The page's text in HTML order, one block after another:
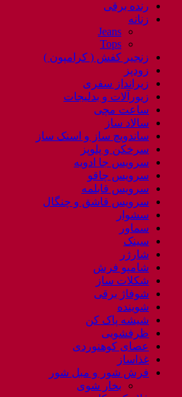
رنده برقی
زنانه
Jeans
Tops
زنجیر کفش ( کرامپون )
زودپز
زیرانداز سفری
زیورآلات و بدلیجات
ساعت مچی
سالاد ساز
ساندویچ ساز و اسنک ساز
سرخکن و پلوپز
سرویس جا ادویه
سرویس چاقو
سرویس قابلمه
سرویس قاشق و چنگال
سشوار
سماور
سینک
شارژر
شامپو فرش
شکلات ساز
شوفاژ برقی
شوینده
شیشه پاک کن
ظرفشویی
عصای کوهنوردی
غذاساز
فرش شور و مبل شور
بخار شوی